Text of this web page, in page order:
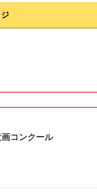
コンクール